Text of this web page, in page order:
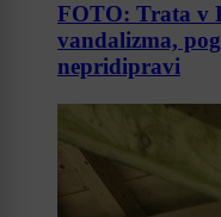
FOTO: Trata v
vandalizma,
nepridipravi